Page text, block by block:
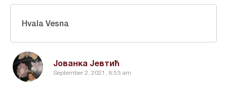
Јованка Јевтић
September 2, 2021, 8:53 am
Hvala Vesna